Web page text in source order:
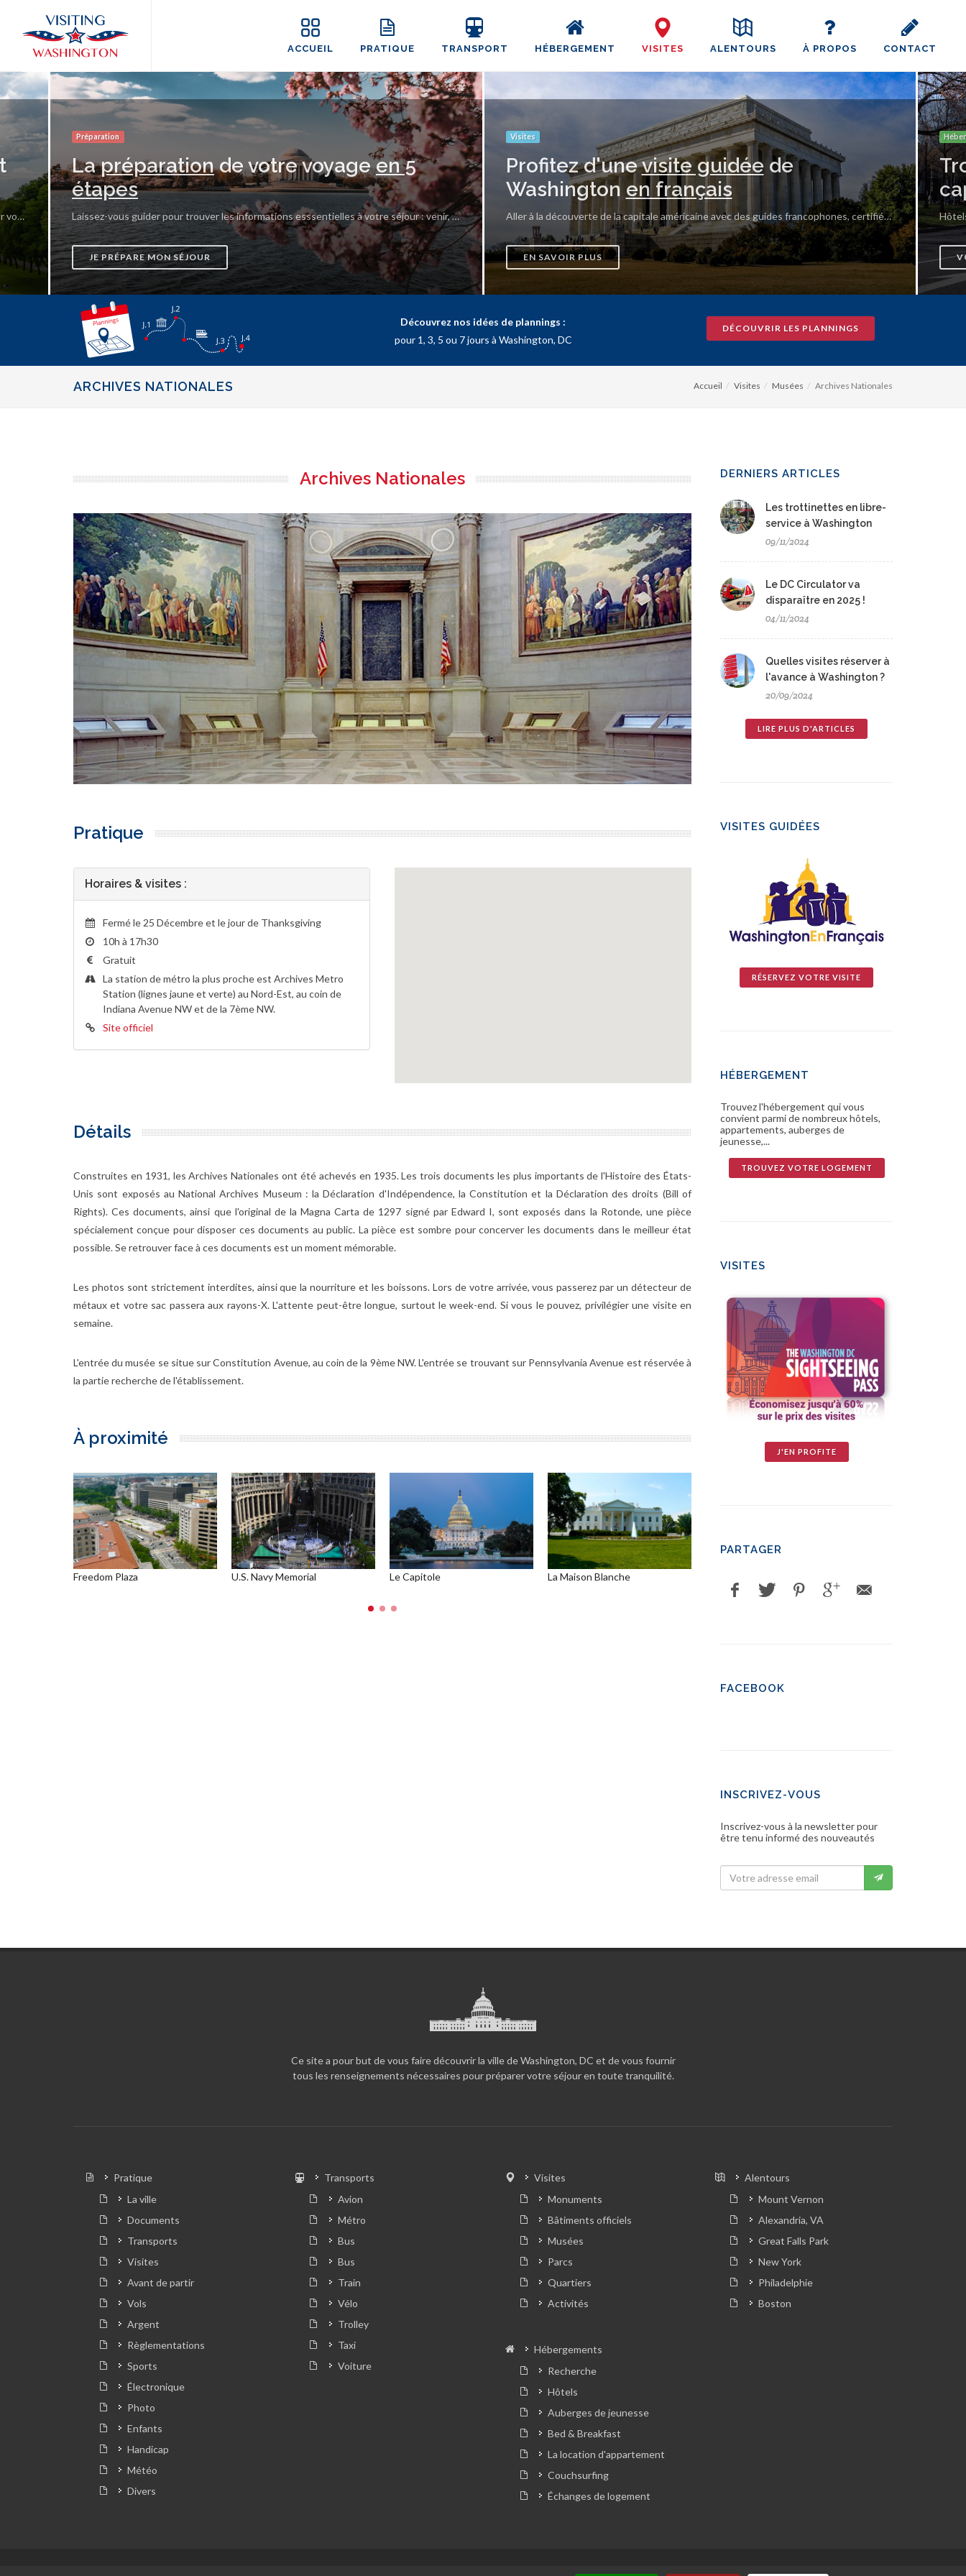
ACCUEIL PRATIQUE TRANSPORT HÉBERGEMENT VISITES ALENTOURS À PROPOS CONTACT
Documents, règlementations, infomations... retrouvez les informations utiles pour votre séjour.
Préparation
Lapréparationde votre voyageen 5
étapes
Laissez-vous guider pour trouver les informations esssentielles à votre séjour : venir, circuler, se loger, visiter et sortir à Washington.
JE PRÉPARE MON SÉJOUR
Visites
Profitez d'unevisite guidéede
Washington en français
Aller à la découverte de la capitale américaine avec des guides francophones, certifiés par la ville.
EN SAVOIR PLUS
Découvrez nos idées de plannings :
pour 1, 3, 5 ou 7 jours à Washington, DC
DÉCOUVRIR LES PLANNINGS
ARCHIVES NATIONALES Accueil Visites Musées Archives Nationales
Archives Nationales
Pratique
Horaires & visites :
Fermé le 25 Décembre et le jour de Thanksgiving
10h à 17h30
Gratuit
La station de métro la plus proche est Archives Metro
Station (lignes jaune et verte) au Nord-Est, au coin de
Indiana Avenue NW et de la 7ème NW.
Site officiel
Détails
Construites en 1931, les Archives Nationales ont été achevés en 1935. Les trois documents les plus importants de l'Histoire des États-
Unis sont exposés au National Archives Museum : la Déclaration d'Indépendence, la Constitution et la Déclaration des droits (Bill of
Rights). Ces documents, ainsi que l'original de la Magna Carta de 1297 signé par Edward I, sont exposés dans la Rotonde, une pièce
spécialement conçue pour disposer ces documents au public. La pièce est sombre pour concerver les documents dans le meilleur état
possible. Se retrouver face à ces documents est un moment mémorable.
Les photos sont strictement interdites, ainsi que la nourriture et les boissons. Lors de votre arrivée, vous passerez par un détecteur de
métaux et votre sac passera aux rayons-X. L'attente peut-être longue, surtout le week-end. Si vous le pouvez, privilégier une visite en
semaine.
L'entrée du musée se situe sur Constitution Avenue, au coin de la 9ème NW. L'entrée se trouvant sur Pennsylvania Avenue est réservée à
la partie recherche de l'établissement.
À proximité
Freedom Plaza U.S. Navy Memorial Le Capitole La Maison Blanche
DERNIERS ARTICLES
Les trottinettes en libre-
service à Washington
09/11/2024
Le DC Circulator va
disparaître en 2025 !
04/11/2024
Quelles visites réserver à
l'avance à Washington ?
20/09/2024
LIRE PLUS D'ARTICLES
VISITES GUIDÉES
RÉSERVEZ VOTRE VISITE
HÉBERGEMENT
Trouvez l'hébergement qui vous
convient parmi de nombreux hôtels,
appartements, auberges de
jeunesse,...
TROUVEZ VOTRE LOGEMENT
VISITES
J'EN PROFITE
PARTAGER
FACEBOOK
INSCRIVEZ-VOUS
Inscrivez-vous à la newsletter pour
être tenu informé des nouveautés
Ce site a pour but de vous faire découvrir la ville de Washington, DC et de vous fournir
tous les renseignements nécessaires pour préparer votre séjour en toute tranquilité.
Pratique
La ville
Documents
Transports
Visites
Avant de partir
Vols
Argent
Règlementations
Sports
Électronique
Photo
Enfants
Handicap
Météo
Divers
Transports
Avion
Métro
Bus
Bus
Train
Vélo
Trolley
Taxi
Voiture
Visites
Monuments
Bâtiments officiels
Musées
Parcs
Quartiers
Activités
Hébergements
Recherche
Hôtels
Auberges de jeunesse
Bed & Breakfast
La location d'appartement
Couchsurfing
Échanges de logement
Alentours
Mount Vernon
Alexandria, VA
Great Falls Park
New York
Philadelphie
Boston